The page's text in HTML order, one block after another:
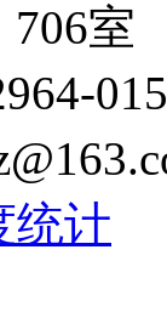
706室
统计